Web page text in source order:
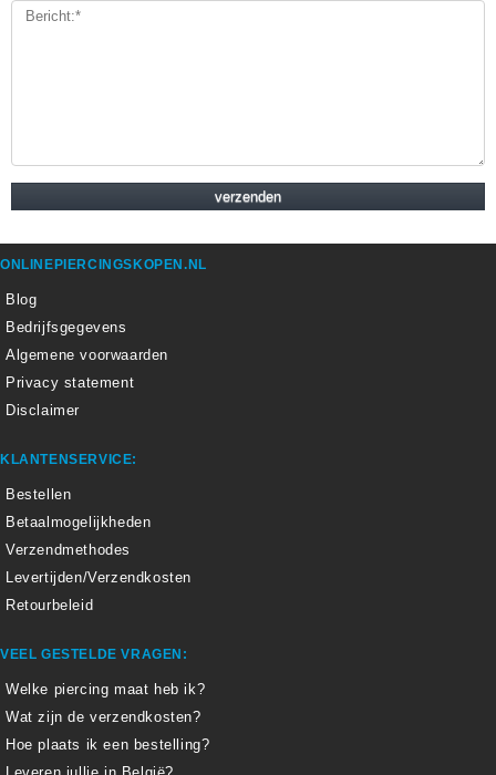
ONLINEPIERCINGSKOPEN.NL
Blog
Bedrijfsgegevens
Algemene voorwaarden
Privacy statement
Disclaimer
KLANTENSERVICE:
Bestellen
Betaalmogelijkheden
Verzendmethodes
Levertijden/Verzendkosten
Retourbeleid
VEEL GESTELDE VRAGEN:
Welke piercing maat heb ik?
Wat zijn de verzendkosten?
Hoe plaats ik een bestelling?